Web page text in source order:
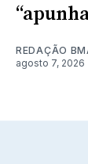
REDAÇÃO
agosto 7, 2026